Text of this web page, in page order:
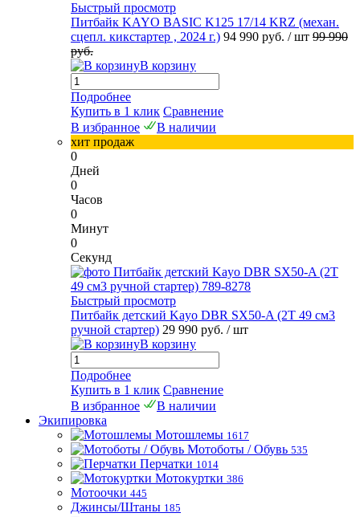
Быстрый просмотр
Питбайк KAYO BASIC K125 17/14 KRZ (механ.
сцепл. кикстартер , 2024 г.) 94 990 руб. / шт 99 990
руб.
В корзину
Подробнее
Купить в 1 клик Сравнение
В избранное
В наличии
хит продаж
0
Дней
0
Часов
0
Минут
0
Секунд
Быстрый просмотр
Питбайк детский Kayo DBR SX50-A (2T 49 см3
ручной стартер) 29 990 руб. / шт
В корзину
Подробнее
Купить в 1 клик Сравнение
В избранное
В наличии
Экипировка
Мотошлемы 1617
Мотоботы / Обувь 535
Перчатки 1014
Мотокуртки 386
Мотоочки 445
Джинсы/Штаны 185